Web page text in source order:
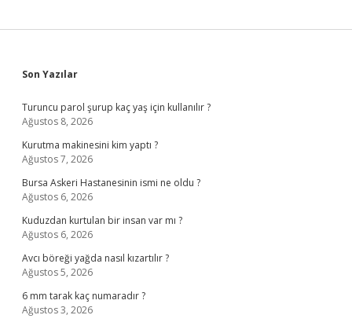
Sidebar
Son Yazılar
Turuncu parol şurup kaç yaş için kullanılır ?
Ağustos 8, 2026
Kurutma makinesini kim yaptı ?
Ağustos 7, 2026
Bursa Askeri Hastanesinin ismi ne oldu ?
Ağustos 6, 2026
Kuduzdan kurtulan bir insan var mı ?
Ağustos 6, 2026
Avcı böreği yağda nasıl kızartılır ?
Ağustos 5, 2026
6 mm tarak kaç numaradır ?
Ağustos 3, 2026